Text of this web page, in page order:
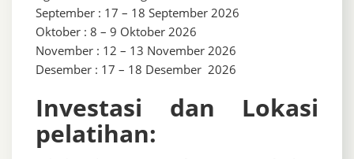
September : 17 – 18 September 2026
Oktober : 8 – 9 Oktober 2026
November : 12 – 13 November 2026
Desember : 17 – 18 Desember 2026
Investasi dan Lokasi
pelatihan: